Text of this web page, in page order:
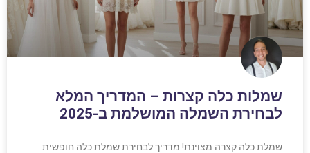
שמלות כלה קצרות – המדריך המלא
לבחירת השמלה המושלמת ב-2025
שמלת כלה קצרה מצוינת! מדריך לבחירת שמלת כלה חופשית